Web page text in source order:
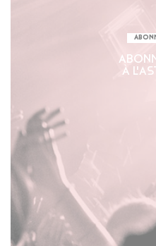
À